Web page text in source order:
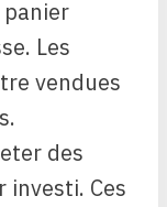
Les
vendues
des
Ces